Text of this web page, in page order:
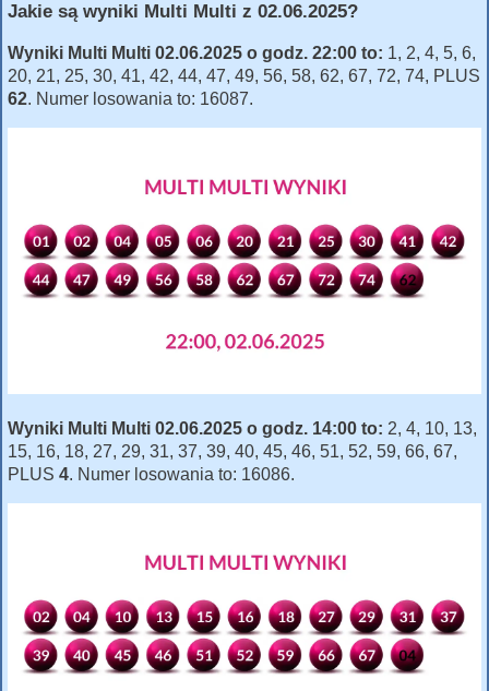
Jakie są wyniki Multi Multi z 02.06.2025?
Wyniki Multi Multi 02.06.2025 o godz. 22:00 to: 1, 2, 4, 5, 6,
20, 21, 25, 30, 41, 42, 44, 47, 49, 56, 58, 62, 67, 72, 74, PLUS
62. Numer losowania to: 16087.
Wyniki Multi Multi 02.06.2025 o godz. 14:00 to: 2, 4, 10, 13,
15, 16, 18, 27, 29, 31, 37, 39, 40, 45, 46, 51, 52, 59, 66, 67,
PLUS 4. Numer losowania to: 16086.